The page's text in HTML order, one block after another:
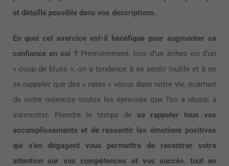
et détaillé possible dans vos descriptions.
En quoi cet exercice est-il bénéfique pour augmenter sa
confiance en soi ?Premièrement, lors d’un échec ou d’un
« coup de blues », on a tendance à se sentir inutile et à ne
se rappeler que des « ratés » vécus dans notre vie, écartant
de notre mémoire toutes les épreuves que l’on a réussi à
surmonter. Prendre le temps de se rappeler tous vos
accomplissements et de ressentir les émotions positives
qui s’en dégagent vous permettra de recentrer votre
attention sur vos compétences et vos succès, tout en